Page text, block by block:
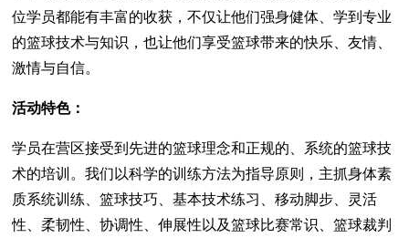
位学员都能有丰富的收获，不仅让他们强身健体、学到专业
的篮球技术与知识，也让他们享受篮球带来的快乐、友情、
激情与自信。
活动特色：
学员在营区接受到先进的篮球理念和正规的、系统的篮球技
术的培训。我们以科学的训练方法为指导原则，主抓身体素
质系统训练、篮球技巧、基本技术练习、移动脚步、灵活
性、柔韧性、协调性、伸展性以及篮球比赛常识、篮球裁判